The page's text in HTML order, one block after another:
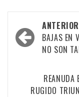
Navegación
por
entradas
ANTERIOR
BAJAS EN
NO SON
REANUDA
RUGIDO